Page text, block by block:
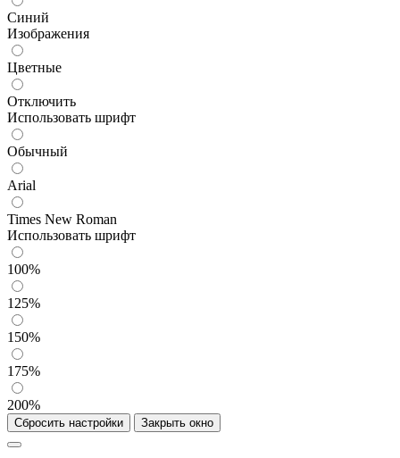
Синий
Изображения
Цветные
Отключить
Использовать шрифт
Обычный
Arial
Times New Roman
Использовать шрифт
100%
125%
150%
175%
200%
Сбросить настройки Закрыть окно